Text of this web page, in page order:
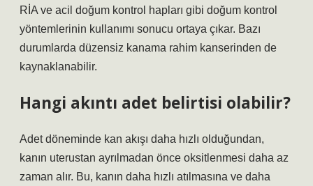
RİA ve acil doğum kontrol hapları gibi doğum kontrol
yöntemlerinin kullanımı sonucu ortaya çıkar. Bazı
durumlarda düzensiz kanama rahim kanserinden de
kaynaklanabilir.
Hangi akıntı adet belirtisi olabilir?
Adet döneminde kan akışı daha hızlı olduğundan,
kanın uterustan ayrılmadan önce oksitlenmesi daha az
zaman alır. Bu, kanın daha hızlı atılmasına ve daha